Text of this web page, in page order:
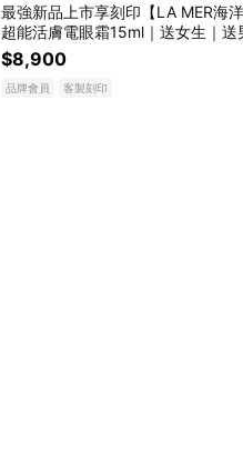
最強新品上市享刻印【LA MER海
超能活膚電眼霜15ml｜送女生｜送
物
$8,900
品牌會員 客製刻印